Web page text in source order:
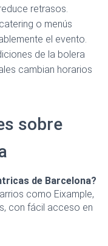
retrasos.
o menús
el evento.
de la bolera
cambian horarios
sobre
de Barcelona?
como Eixample,
con fácil acceso en